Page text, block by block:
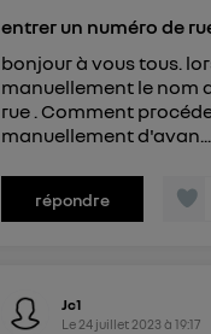
entrer un numéro de
bonjour à vous tous.
manuellement le nom
rue . Comment
manuellement
répondre
Jc1
Le 24 juillet 2023 à19:17
Vous pouvez à
")